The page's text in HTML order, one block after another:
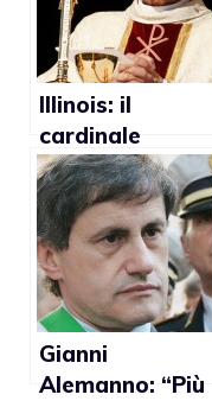
Illinois: il
cardinale
Francis George
contro i
matrimoni gay
Gianni
Alemanno: “Più